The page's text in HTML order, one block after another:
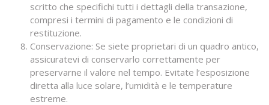
scritto che specifichi tutti i dettagli della transazione,
compresi i termini di pagamento e le condizioni di
restituzione.
Conservazione: Se siete proprietari di un quadro antico,
assicuratevi di conservarlo correttamente per
preservarne il valore nel tempo. Evitate l’esposizione
diretta alla luce solare, l’umidità e le temperature
estreme.